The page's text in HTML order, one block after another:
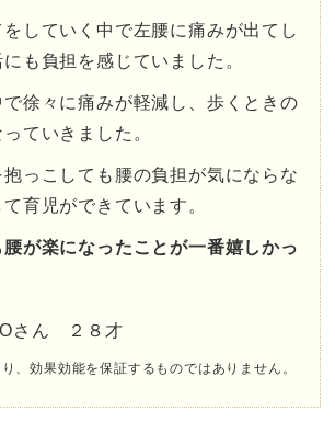
していく中で左腰に痛みが出てし
も負担を感じていました。
徐々に痛みが軽減し、歩くときの
ていきました。
っこしても腰の負担が気にならな
育児ができています。
腰が楽になったことが一番嬉しかっ
さん ２８才
、効果効能を保証するものではありません。